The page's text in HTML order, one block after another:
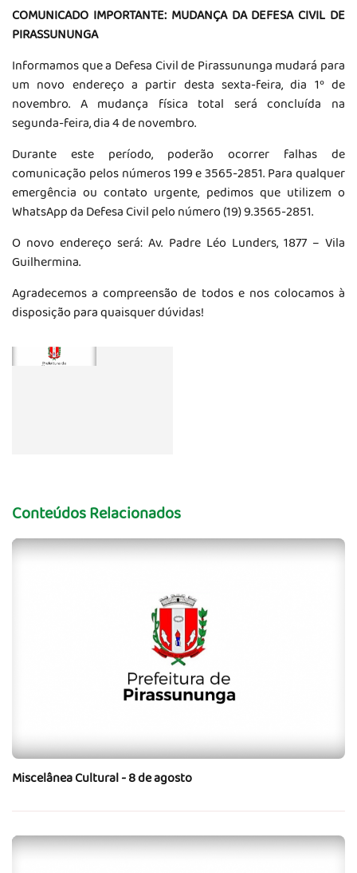
COMUNICADO IMPORTANTE: MUDANÇA DA DEFESA CIVIL DE
PIRASSUNUNGA
Informamos que a Defesa Civil de Pirassununga mudará para
um novo endereço a partir desta sexta-feira, dia 1º de
novembro. A mudança física total será concluída na
segunda-feira, dia 4 de novembro.
Durante este período, poderão ocorrer falhas de
comunicação pelos números 199 e 3565-2851. Para qualquer
emergência ou contato urgente, pedimos que utilizem o
WhatsApp da Defesa Civil pelo número (19) 9.3565-2851.
O novo endereço será: Av. Padre Léo Lunders, 1877 – Vila
Guilhermina.
Agradecemos a compreensão de todos e nos colocamos à
disposição para quaisquer dúvidas!
Conteúdos Relacionados
Miscelânea Cultural - 8 de agosto